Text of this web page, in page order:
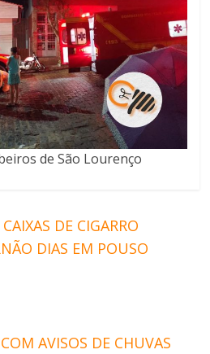
de São Lourenço
DE CIGARRO
DIAS EM POUSO
AVISOS DE CHUVAS